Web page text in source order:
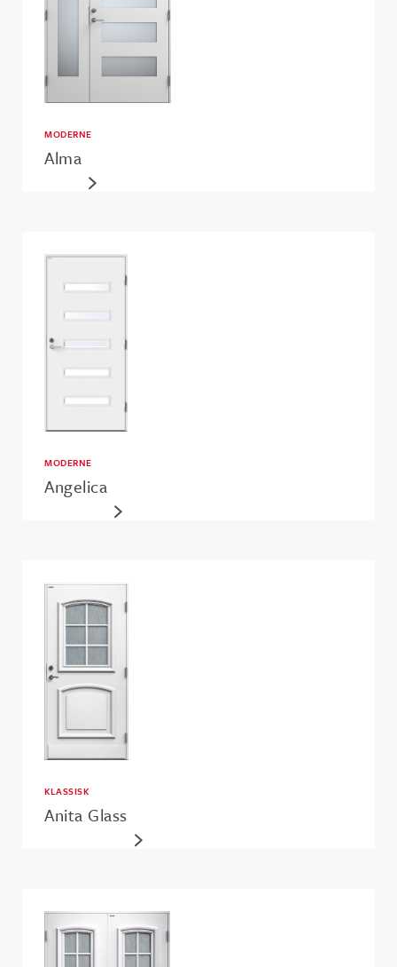
MODERNE
Alma
MODERNE
Angelica
KLASSISK
Anita Glass